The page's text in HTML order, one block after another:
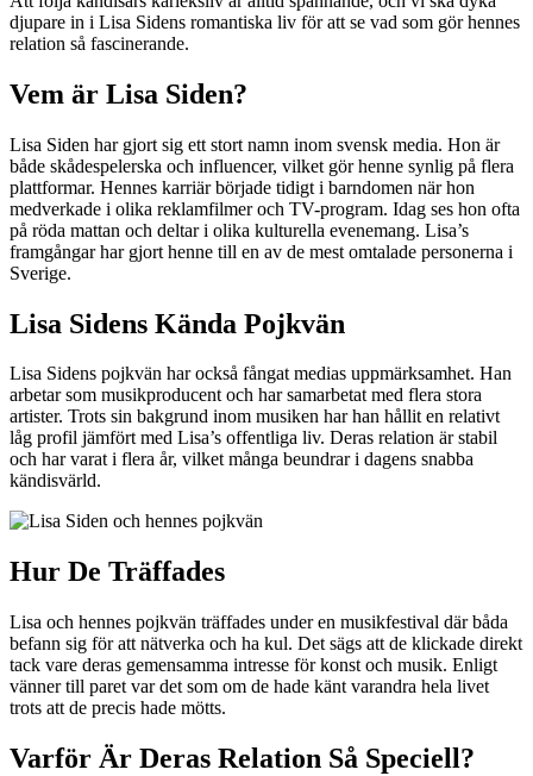
djupare in i Lisa Sidens romantiska liv för att se vad som gör hennes
relation så fascinerande.
Vem är Lisa Siden?
Lisa Siden har gjort sig ett stort namn inom svensk media. Hon är
både skådespelerska och influencer, vilket gör henne synlig på flera
plattformar. Hennes karriär började tidigt i barndomen när hon
medverkade i olika reklamfilmer och TV-program. Idag ses hon ofta
på röda mattan och deltar i olika kulturella evenemang. Lisa’s
framgångar har gjort henne till en av de mest omtalade personerna i
Sverige.
Lisa Sidens Kända Pojkvän
Lisa Sidens pojkvän har också fångat medias uppmärksamhet. Han
arbetar som musikproducent och har samarbetat med flera stora
artister. Trots sin bakgrund inom musiken har han hållit en relativt
låg profil jämfört med Lisa’s offentliga liv. Deras relation är stabil
och har varat i flera år, vilket många beundrar i dagens snabba
kändisvärld.
Hur De Träffades
Lisa och hennes pojkvän träffades under en musikfestival där båda
befann sig för att nätverka och ha kul. Det sägs att de klickade direkt
tack vare deras gemensamma intresse för konst och musik. Enligt
vänner till paret var det som om de hade känt varandra hela livet
trots att de precis hade mötts.
Varför Är Deras Relation Så Speciell?